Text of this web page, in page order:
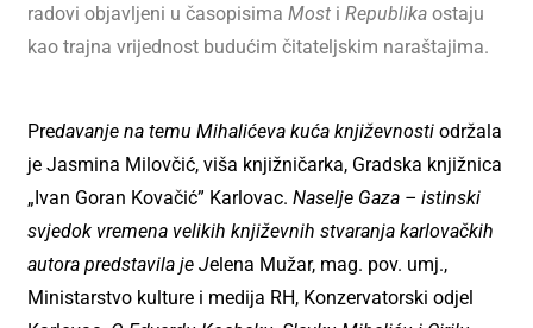
radovi objavljeni u časopisimaMost iRepublika ostaju
kao trajna vrijednost budućim čitateljskim naraštajima.
Predavanje na temu Mihalićeva kuća književnosti održala
je Jasmina Milovčić, viša knjižničarka, Gradska knjižnica
„Ivan Goran Kovačić” Karlovac. Naselje Gaza – istinski
svjedok vremena velikih književnih stvaranja karlovačkih
autorapredstavila je Jelena Mužar, mag. pov. umj.,
Ministarstvo kulture i medija RH, Konzervatorski odjel